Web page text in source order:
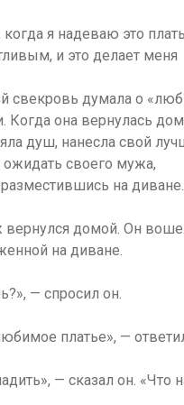
я надеваю это
и это делает меня
свекровь думала о
Когда она вернулась
душ, нанесла свой
своего мужа,
на диване.
домой. Он
на диване.
— спросил он.
платье», —
— сказал он. «Что